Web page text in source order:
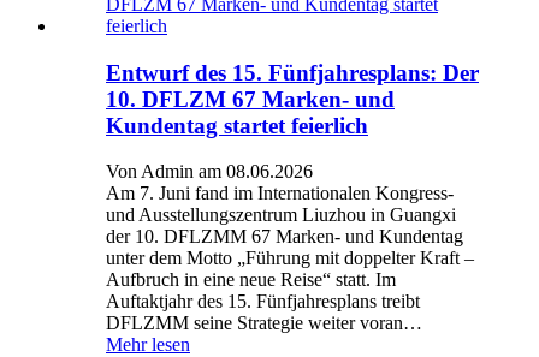
Entwurf des 15. Fünfjahresplans: Der
10. DFLZM 67 Marken- und
Kundentag startet feierlich
Von Admin am 08.06.2026
Am 7. Juni fand im Internationalen Kongress-
und Ausstellungszentrum Liuzhou in Guangxi
der 10. DFLZMM 67 Marken- und Kundentag
unter dem Motto „Führung mit doppelter Kraft –
Aufbruch in eine neue Reise“ statt. Im
Auftaktjahr des 15. Fünfjahresplans treibt
DFLZMM seine Strategie weiter voran…
Mehr lesen